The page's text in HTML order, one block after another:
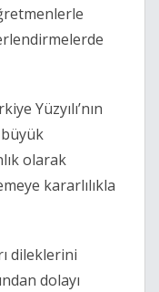
Yüzyılı’nın
büyük
olarak
kararlılıkla
dileklerini
dolayı